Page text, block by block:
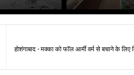
होशंगाबाद - मक्का को फॉल आर्मी वर्म से बचाने के लिए